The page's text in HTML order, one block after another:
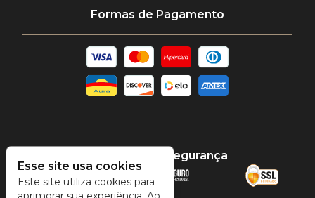
Esse site usa cookies
Este site utiliza cookies para
Formas de Pagamento
Certificado e segurança